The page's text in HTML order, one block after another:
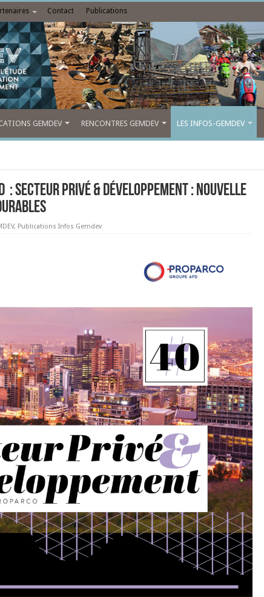
Contact Publications
GEMDEV RENCONTRES GEMDEV LES INFOS-GEMDEV
: Secteur Privé & Développement : nouvelle
, Publications Infos Gemdev